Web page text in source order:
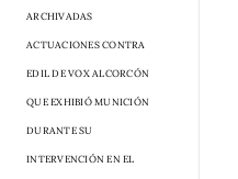
ARCHIVADAS
ACTUACIONES CONTRA
EDIL DE VOX ALCORCÓN
QUE EXHIBIÓ MUNICIÓN
DURANTE SU
INTERVENCIÓN EN EL